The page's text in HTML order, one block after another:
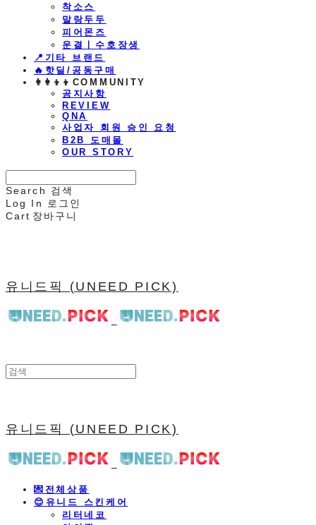
착소스
말랑두두
피어몬즈
운결ㅣ수호장생
📍기타 브랜드
🔥핫딜/공동구매
👩‍👩‍👦‍👦COMMUNITY
공지사항
REVIEW
QNA
사업자 회원 승인 요청
B2B 도매몰
OUR STORY
Search
검색
Log In
로그인
Cart 장바구니
유니드픽 (UNEED PICK)
유니드픽 (UNEED PICK)
💌전체상품
😊유니드 스킨케어
리터네코